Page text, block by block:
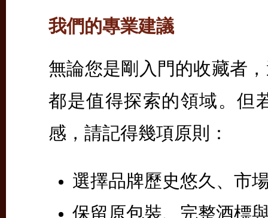
我們的專業建議
無論您是剛入門的收藏者
都是值得探索的領域。但
感，請記得幾項原則：
選擇品牌歷史悠久、市
保留原包裝、完整酒標